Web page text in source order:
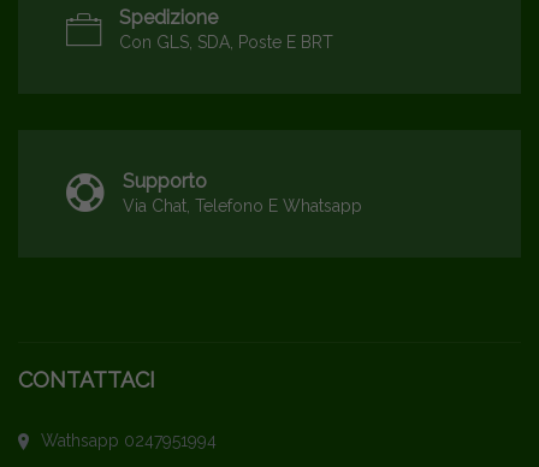
Spedizione
Con GLS, SDA, Poste E BRT
Supporto
Via Chat, Telefono E Whatsapp
CONTATTACI
Wathsapp 0247951994